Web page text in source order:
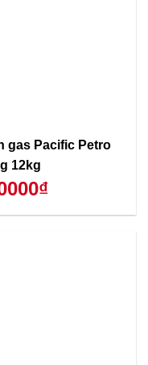
gas Pacific Petro
12kg